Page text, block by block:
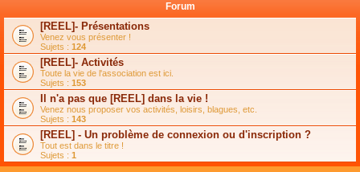
s
s
a
g
e
n
o
n
l
u
l
e
p
l
u
s
l
e
m
e
s
s
a
g
e
n
o
n
l
u
l
e
l
t
e
r
l
e
m
e
s
s
a
g
e
n
o
n
Forum
[REEL]- Présentations
Venez vous présenter !
Sujets : 124
[REEL]- Activités
Toute la vie de l'association est ici.
Sujets : 153
Il n'a pas que [REEL] dans la vie !
Venez nous proposer vos activités, loisirs, blagues, etc.
Sujets : 143
[REEL] - Un problème de connexion ou d'inscription ?
Tout est dans le titre !
Sujets : 1